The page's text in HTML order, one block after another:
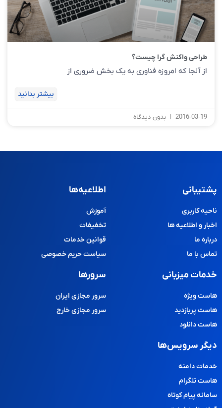
طراحی واکنش گرا چیست؟
از آنجا که امروزه فناوری به یک بخش ضروری از
بیشتر بدانید
2016-03-19 بدون دیدگاه
پشتیبانی
ناحیه کاربری
اخبار و اطلاعیه ها
درباره ما
تماس با ما
اطلاعیه‌ها
آموزش
تخفیفات
قوانین خدمات
سیاست حریم خصوصی
خدمات میزبانی
هاست ویژه
هاست پربازدید
هاست دانلود
سرورها
سرور مجازی ایران
سرور مجازی خارج
دیگر سرویس‌ها
خدمات دامنه
هاست تلگرام
سامانه پیام کوتاه